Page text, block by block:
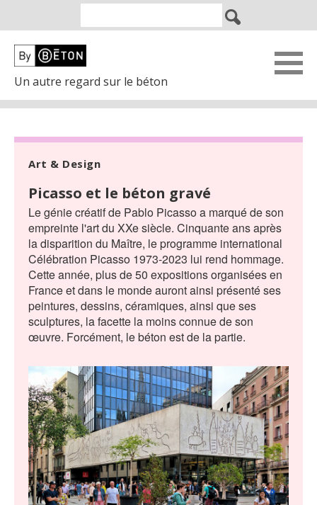
Un autre regard sur le béton
Art & Design
Picasso et le béton gravé
Le génie créatif de Pablo Picasso a marqué de son
empreinte l'art du XXe siècle. Cinquante ans après
la disparition du Maître, le programme international
Célébration Picasso 1973-2023 lui rend hommage.
Cette année, plus de 50 expositions organisées en
France et dans le monde auront ainsi présenté ses
peintures, dessins, céramiques, ainsi que ses
sculptures, la facette la moins connue de son
œuvre. Forcément, le béton est de la partie.